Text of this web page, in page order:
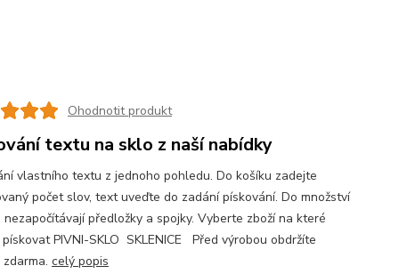
Ohodnotit produkt
textu na sklo z naší nabídky
vlastního textu z jednoho pohledu. Do košíku zadejte
počet slov, text uveďte do zadání pískování. Do množství
nezapočítávají předložky a spojky. Vyberte zboží na které
PIVNI-SKLO SKLENICE Před výrobou obdržíte
celý popis